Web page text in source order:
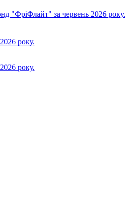
"ФріФлайт" за червень 2026 року.
року.
року.